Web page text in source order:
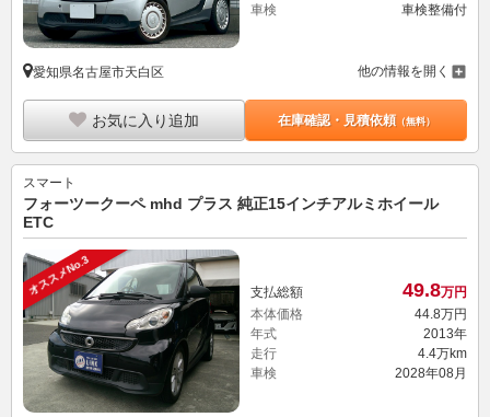
車検
車検整備付
愛知県名古屋市天白区 他の情報を開く
お気に入り追加 在庫確認・見積依頼（無料）
スマート
フォーツークーペ mhd プラス 純正15インチアルミホイール
ETC
オススメNo.3 支払総額 49.8万円
本体価格
44.8万円
年式
2013年
走行
4.4万km
車検
2028年08月